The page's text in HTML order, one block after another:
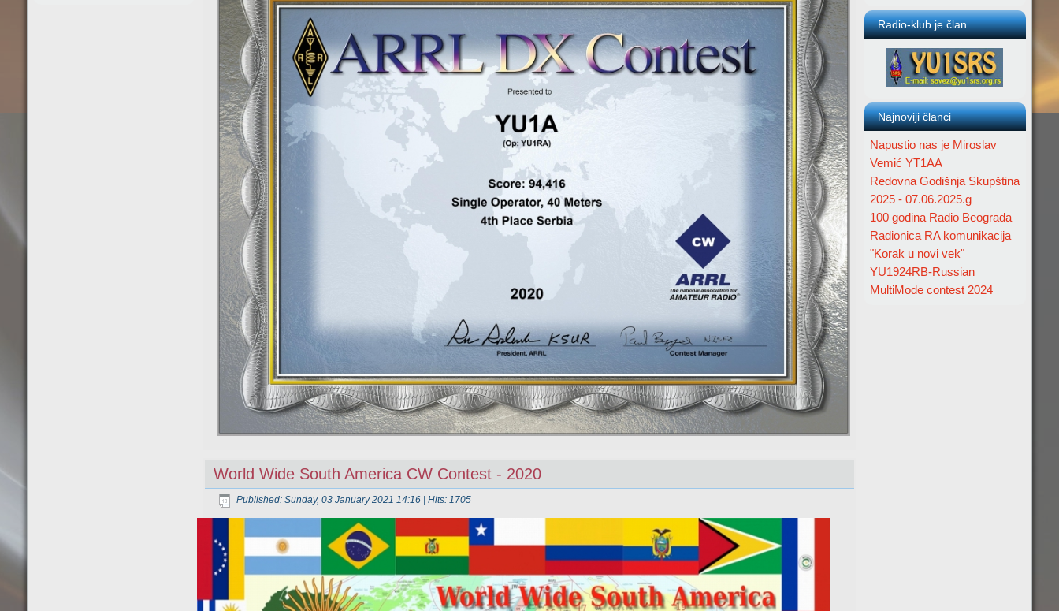
World Wide South America CW Contest - 2020
Published: Sunday, 03 January 2021 14:16| Hits: 1705
Radio-klub je član
Najnoviji članci
Napustio nas je Miroslav
Vemić YT1AA
Redovna Godišnja Skupština
2025 - 07.06.2025.g
100 godina Radio Beograda
Radionica RA komunikacija
"Korak u novi vek"
YU1924RB-Russian
MultiMode contest 2024